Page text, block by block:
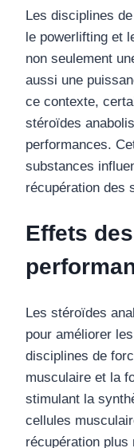
Les disciplines
le powerlifting et
non seulement
aussi une
ce contexte,
stéroïdes
performances.
substances
récupération des
Effets
Les stéroïdes
pour améliorer
disciplines de
musculaire et la
stimulant la
cellules
récupération plus